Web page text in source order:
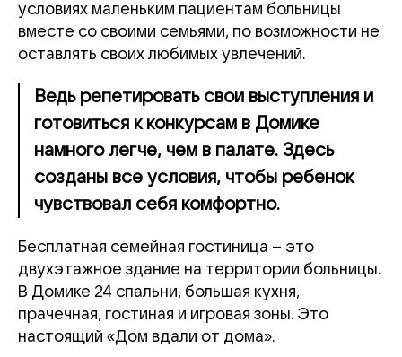
условиях маленьким пациентам больницы
вместе со своими семьями, по возможности не
оставлять своих любимых увлечений.
Ведь репетировать свои выступления и
готовиться к конкурсам в Домике
намного легче, чем в палате. Здесь
созданы все условия, чтобы ребенок
чувствовал себя комфортно.
Бесплатная семейная гостиница – это
двухэтажное здание на территории больницы.
В Домике 24 спальни, большая кухня,
прачечная, гостиная и игровая зоны. Это
настоящий «Дом вдали от дома».